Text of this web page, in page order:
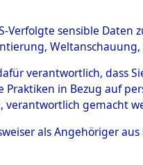
zu
→
Verfolgte sensible
verantwortlich, dass
in Bezug auf
verantwortlich gemacht
als Angehöriger